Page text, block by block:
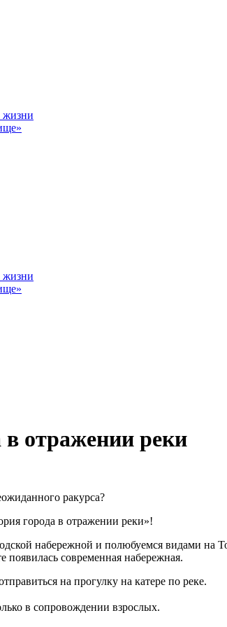
жизни
жизни
в отражении реки
ракурса?
города в отражении реки»!
набережной и полюбуемся видами на
современная набережная.
на прогулку на катере по реке.
в сопровождении взрослых.